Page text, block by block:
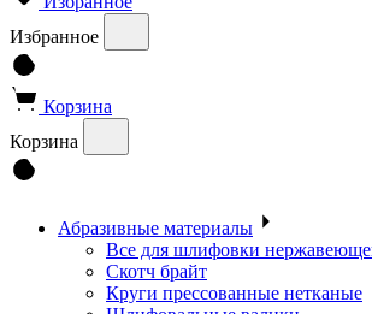
Избранное
Корзина
Корзина
Абразивные материалы
Все для шлифовки
Скотч брайт
Круги прессованные нетканые